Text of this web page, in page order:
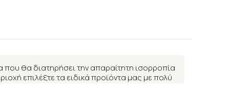
που θα διατηρήσει την απαραίτητη ισορροπία
επιλέξτε τα ειδικά προϊόντα μας με πολύ